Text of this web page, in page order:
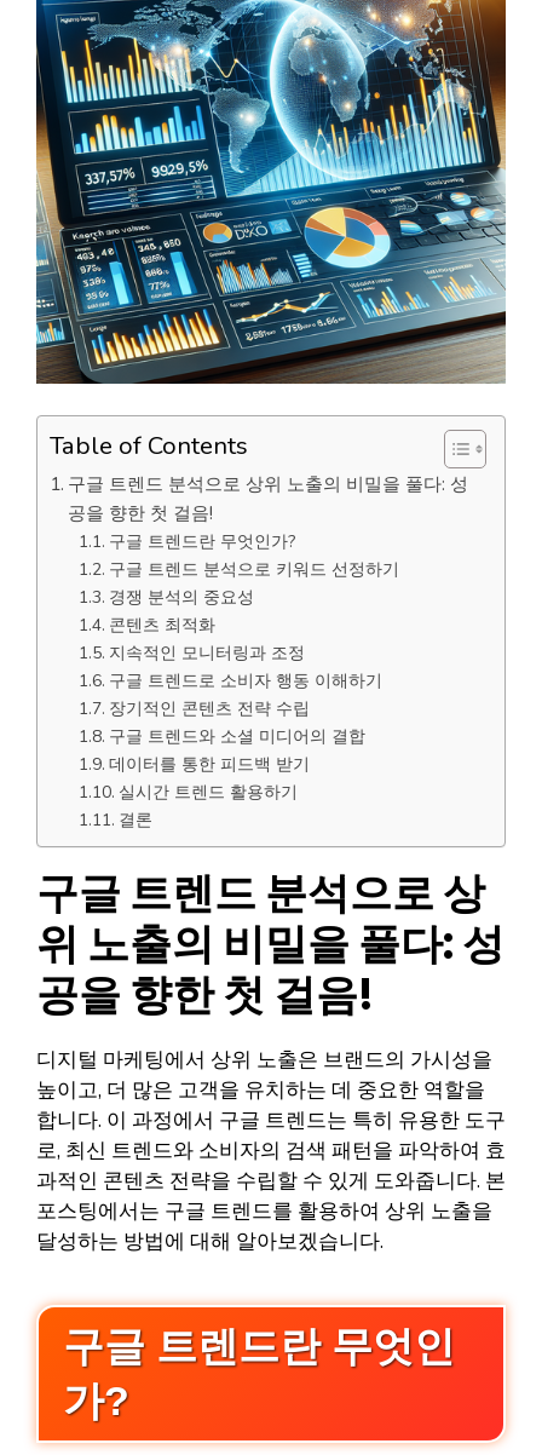
Table of Contents
구글 트렌드 분석으로 상위 노출의 비밀을 풀다: 성
공을 향한 첫 걸음!
구글 트렌드란 무엇인가?
구글 트렌드 분석으로 키워드 선정하기
경쟁 분석의 중요성
콘텐츠 최적화
지속적인 모니터링과 조정
구글 트렌드로 소비자 행동 이해하기
장기적인 콘텐츠 전략 수립
구글 트렌드와 소셜 미디어의 결합
데이터를 통한 피드백 받기
실시간 트렌드 활용하기
결론
구글 트렌드 분석으로 상
위 노출의 비밀을 풀다: 성
공을 향한 첫 걸음!
디지털 마케팅에서 상위 노출은 브랜드의 가시성을
높이고, 더 많은 고객을 유치하는 데 중요한 역할을
합니다. 이 과정에서 구글 트렌드는 특히 유용한 도구
로, 최신 트렌드와 소비자의 검색 패턴을 파악하여 효
과적인 콘텐츠 전략을 수립할 수 있게 도와줍니다. 본
포스팅에서는 구글 트렌드를 활용하여 상위 노출을
달성하는 방법에 대해 알아보겠습니다.
구글 트렌드란 무엇인
가?